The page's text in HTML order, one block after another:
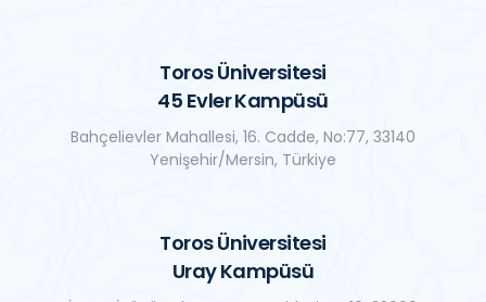
Toros Üniversitesi
45 Evler Kampüsü
Bahçelievler Mahallesi, 16. Cadde, No:77, 33140
Yenişehir/Mersin, Türkiye
Toros Üniversitesi
Uray Kampüsü